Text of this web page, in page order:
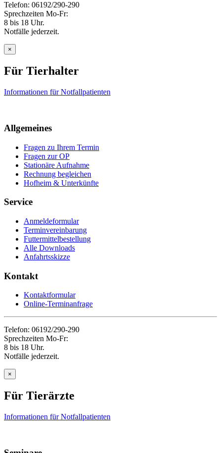
Telefon: 06192/290-290
Sprechzeiten Mo-Fr:
8 bis 18 Uhr.
Notfälle jederzeit.
×
Für Tierhalter
Informationen für Notfallpatienten
Allgemeines
Fragen zu Ihrem Termin
Fragen zur OP
Stationäre Aufnahme
Rechnung begleichen
Hofheim & Unterkünfte
Service
Anmeldeformular
Terminvereinbarung
Futtermittelbestellung
Alle Downloads
Anfahrtsskizze
Kontakt
Kontaktformular
Online-Terminanfrage
Telefon: 06192/290-290
Sprechzeiten Mo-Fr:
8 bis 18 Uhr.
Notfälle jederzeit.
×
Für Tierärzte
Informationen für Notfallpatienten